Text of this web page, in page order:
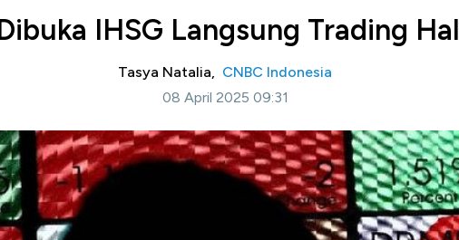
IHSG Langsung Trading
Tasya Natalia, CNBC Indonesia
08 April 2025 09:31